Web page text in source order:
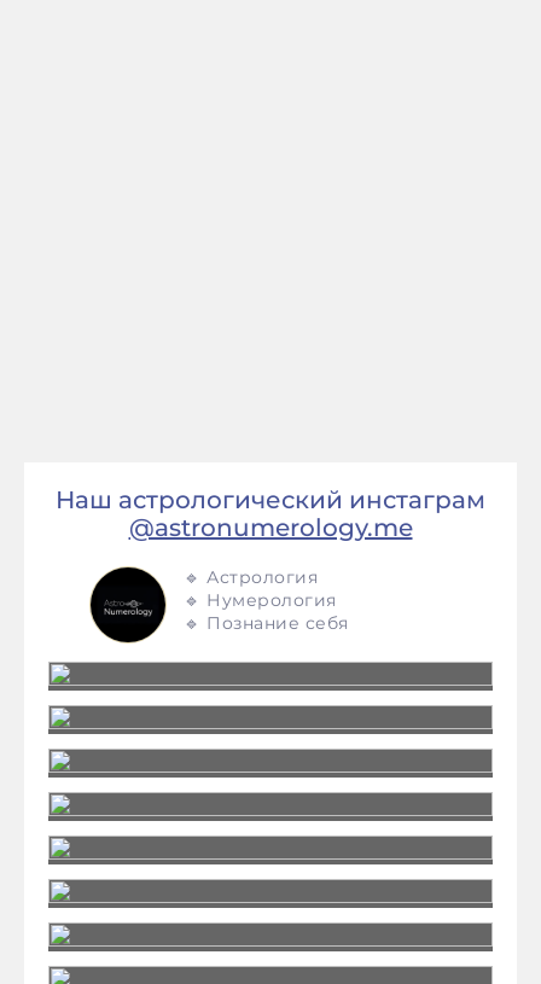
Наш астрологический инстаграм
@astronumerology.me
🔹 Астрология
🔹 Нумерология
🔹 Познание себя